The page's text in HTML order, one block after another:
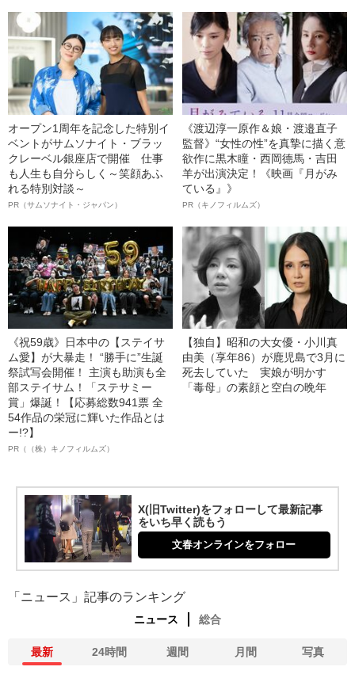
オープン1周年を記念した特別イ
ベントがサムソナイト・ブラッ
クレーベル銀座店で開催 仕事
も人生も自分らしく～笑顔あふ
れる特別対談～
PR（サムソナイト・ジャパン）
《渡辺淳一原作＆娘・渡邉直子
監督》“女性の性”を真摯に描く意
欲作に黒木瞳・西岡德馬・吉田
羊が出演決定！《映画『月がみ
ている』》
PR（キノフィルムズ）
《祝59歳》日本中の【ステイサ
ム愛】が大暴走！ “勝手に”生誕
祭試写会開催！ 主演も助演も全
部ステイサム！「ステサミー
賞」爆誕！【応募総数941票 全
54作品の栄冠に輝いた作品とは
ー!?】
PR（（株）キノフィルムズ）
【独自】昭和の大女優・小川真
由美（享年86）が鹿児島で3月に
死去していた 実娘が明かす
「毒母」の素顔と空白の晩年
X(旧Twitter)をフォローして最新記事
をいち早く読もう
文春オンラインをフォロー
「ニュース」記事のランキング
ニュース 総合
最新 24時間 週間 月間 写真